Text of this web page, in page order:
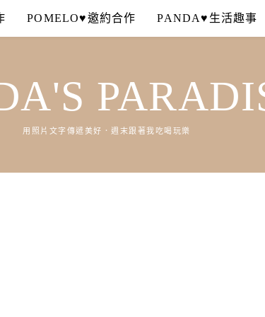
POMELO♥邀約合作 PANDA♥生活趣事
用照片文字傳遞美好．週末跟著我吃喝玩樂